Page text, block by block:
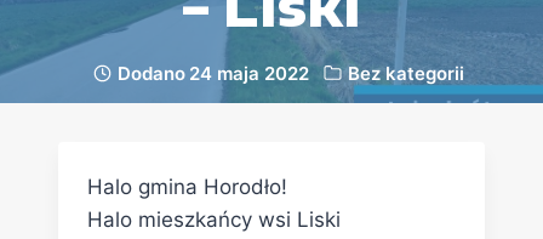
Dodano 24 maja 2022 Bez kategorii
Halo gmina Horodło!
Halo mieszkańcy wsi Liski